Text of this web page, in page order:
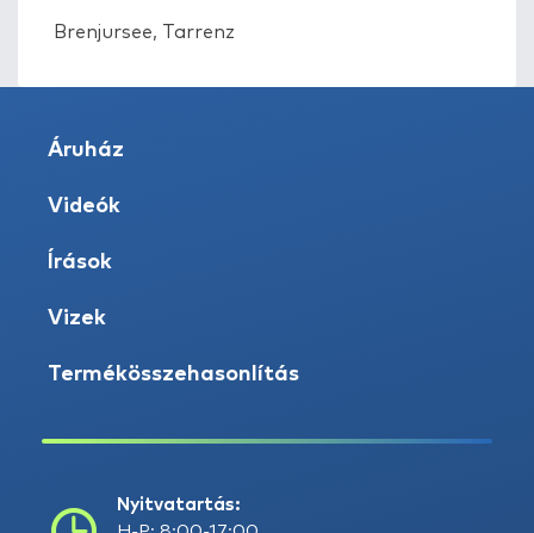
Brenjursee, Tarrenz
Áruház
Videók
Írások
Vizek
Termékösszehasonlítás
Nyitvatartás: